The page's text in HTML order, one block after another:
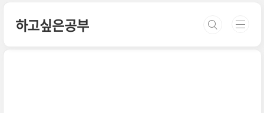
하고싶은공부